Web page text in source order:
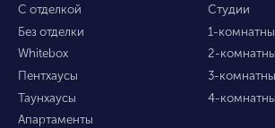
С отделкой
Без отделки
Whitebox
Пентхаусы
Таунхаусы
Апартаменты
Студии
1-
2-
3-
4-